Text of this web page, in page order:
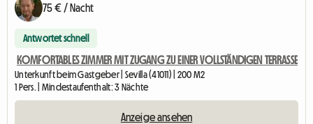
75 € / Nacht
Antwortet schnell
KOMFORTABLES ZIMMER MIT ZUGANG ZU EINER VOLLSTÄNDIGEN TERRASSE
Unterkunft beim Gastgeber | Sevilla (41011) | 200 M2
1 Pers. | Mindestaufenthalt: 3 Nächte
Anzeige ansehen